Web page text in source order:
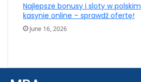
Najlepsze bonusy i sloty w polskim
kasynie online – sprawdź ofertę!
June 16, 2026